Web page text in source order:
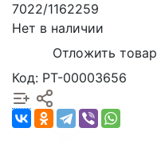
7022/1162259
Нет в наличии
Отложить товар
Код: РТ-00003656